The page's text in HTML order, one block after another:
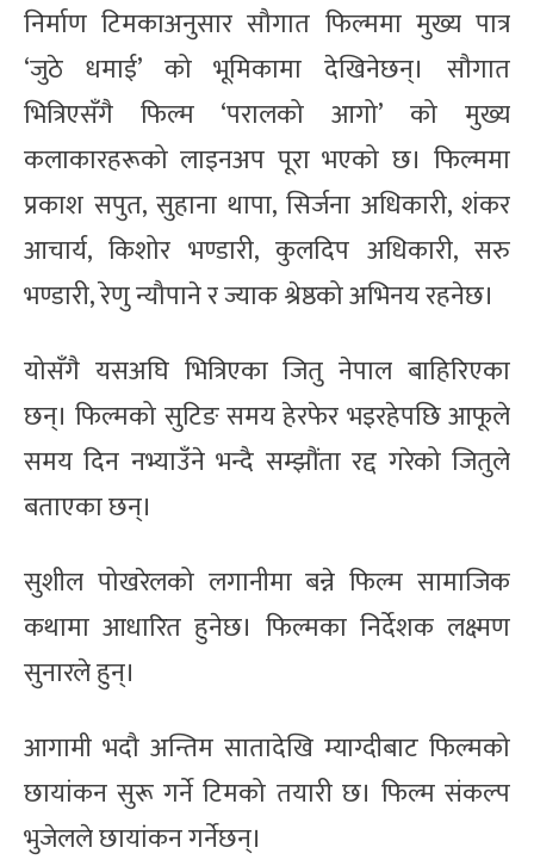
निर्माण टिमकाअनुसार सौगात फिल्ममा मुख्य पात्र
‘जुठे धमाई’ को भूमिकामा देखिनेछन्। सौगात
भित्रिएसँगै फिल्म ‘परालको आगो’ को मुख्य
कलाकारहरूको लाइनअप पूरा भएको छ। फिल्ममा
प्रकाश सपुत, सुहाना थापा, सिर्जना अधिकारी, शंकर
आचार्य, किशोर भण्डारी, कुलदिप अधिकारी, सरु
भण्डारी, रेणु न्यौपाने र ज्याक श्रेष्ठको अभिनय रहनेछ।
योसँगै यसअघि भित्रिएका जितु नेपाल बाहिरिएका
छन्। फिल्मको सुटिङ समय हेरफेर भइरहेपछि आफूले
समय दिन नभ्याउँने भन्दै सम्झौंता रद्द गरेको जितुले
बताएका छन्।
सुशील पोखरेलको लगानीमा बन्ने फिल्म सामाजिक
कथामा आधारित हुनेछ। फिल्मका निर्देशक लक्ष्मण
सुनारले हुन्।
आगामी भदौ अन्तिम सातादेखि म्याग्दीबाट फिल्मको
छायांकन सुरू गर्ने टिमको तयारी छ। फिल्म संकल्प
भुजेलले छायांकन गर्नेछन्।